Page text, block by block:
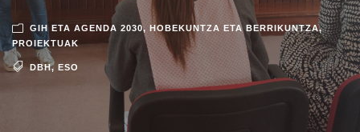
GIH ETA AGENDA 2030, HOBEKUNTZA ETA BERRIKUNTZA,
PROIEKTUAK
DBH, ESO